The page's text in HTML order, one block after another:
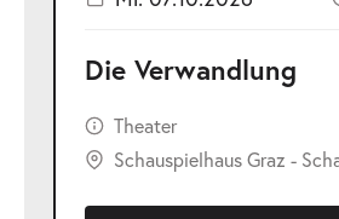
Die Verwandlung
Theater
Schauspielhaus Graz -